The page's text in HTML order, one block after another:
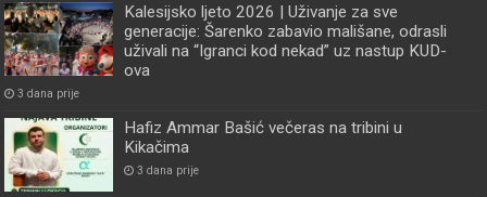
Kalesijsko ljeto 2026 | Uživanje za sve
generacije: Šarenko zabavio mališane, odrasli
uživali na “Igranci kod nekad” uz nastup KUD-
ova
3 dana prije
Hafiz Ammar Bašić večeras na tribini u
Kikačima
3 dana prije